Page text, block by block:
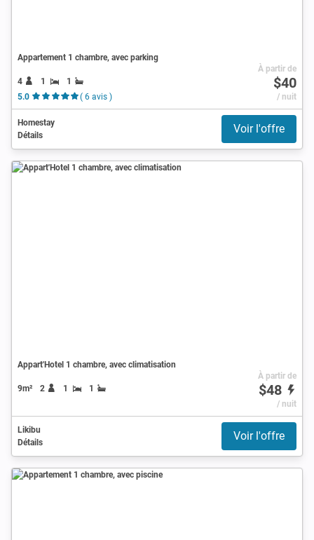
Appartement 1 chambre, avec parking
4 1
1
5.0
( 6 avis )
À partir de
$40
/ nuit
Homestay
Détails
Voir l'offre
Appart'Hotel 1 chambre, avec climatisation
9m² 2 1 1
À partir de
$48
/ nuit
Likibu
Détails
Voir l'offre